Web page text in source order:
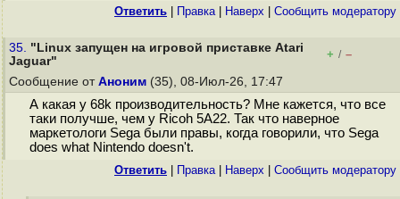
Ответить Правка| Наверх Cообщить модератору
35. "Linux запущен на игровой приставке Atari
Jaguar"
+ / –
Сообщение от Аноним (35), 08-Июл-26, 17:47
А какая у 68k производительность? Мне кажется, что все
таки получше, чем у Ricoh 5A22. Так что наверное
маркетологи Sega были правы, когда говорили, что Sega
does what Nintendo doesn't.
Ответить Правка| Наверх Cообщить модератору